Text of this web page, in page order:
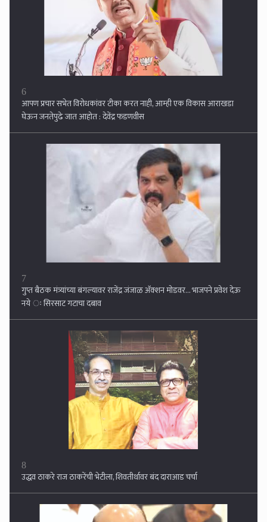
6
आपण प्रचार सभेत विरोधकांवर टीका करत नाही, आम्ही एक विकास आराखडा
घेऊन जनतेपुढे जात आहोत : देवेंद्र फडणवीस
7
गुप्त बैठक मंत्र्यांच्या बंगल्यावर राजेंद्र जंजाळ अ‍ॅक्शन मोडवर... भाजपने प्रवेश देऊ
नये ः सिरसाट गटाचा दबाव
8
उद्धव ठाकरे राज ठाकरेंची भेटीला, शिवतीर्थावर बंद दाराआड चर्चा